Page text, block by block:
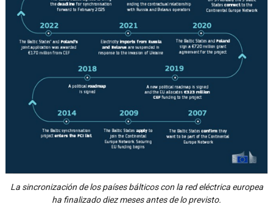
La sincronización de los países bálticos con la red eléctrica europea
ha finalizado diez meses antes de lo previsto.